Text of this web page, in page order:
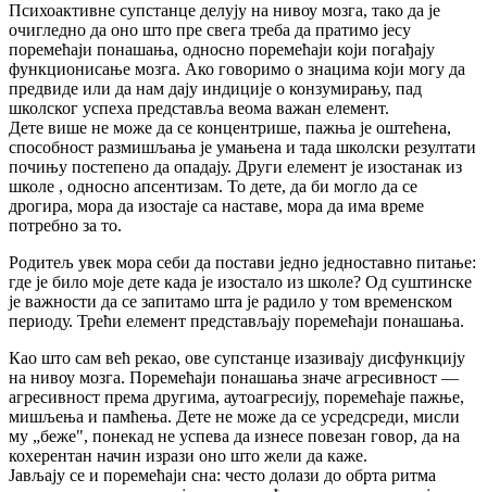
Психоактивне супстанце делују на нивоу мозга, тако да је
очигледно да оно што пре свега треба да пратимо јесу
поремећаји понашања, односно поремећаји који погађају
функционисање мозга. Ако говоримо о знацима који могу да
предвиде или да нам дају индиције о конзумирању, пад
школског успеха представља веома важан елемент.
Дете више не може да се концентрише, пажња је оштећена,
способност размишљања је умањена и тада школски резултати
почињу постепено да опадају. Други елемент је изостанак из
школе , односно апсентизам. То дете, да би могло да се
дрогира, мора да изостаје са наставе, мора да има време
потребно за то.
Родитељ увек мора себи да постави једно једноставно питање:
где је било моје дете када је изостало из школе? Од суштинске
је важности да се запитамо шта је радило у том временском
периоду. Трећи елемент представљају поремећаји понашања.
Као што сам већ рекао, ове супстанце изазивају дисфункцију
на нивоу мозга. Поремећаји понашања значе агресивност —
агресивност према другима, аутоагресију, поремећаје пажње,
мишљења и памћења. Дете не може да се усредсреди, мисли
му „беже", понекад не успева да изнесе повезан говор, да на
кохерентан начин изрази оно што жели да каже.
Јављају се и поремећаји сна: често долази до обрта ритма